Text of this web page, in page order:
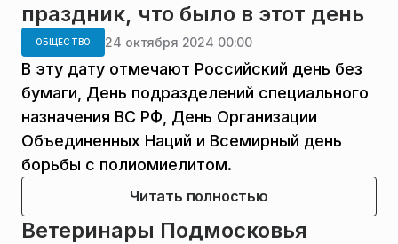
праздник, что было в этот день
ОБЩЕСТВО 24 октября 2024 00:00
В эту дату отмечают Российский день без
бумаги, День подразделений специального
назначения ВС РФ, День Организации
Объединенных Наций и Всемирный день
борьбы с полиомиелитом.
Читать полностью
Ветеринары Подмосковья